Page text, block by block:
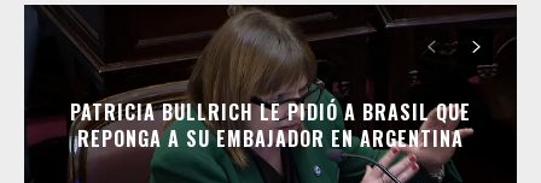
PATRICIA BULLRICH LE PIDIÓ A BRASIL QUE
REPONGA A SU EMBAJADOR EN ARGENTINA